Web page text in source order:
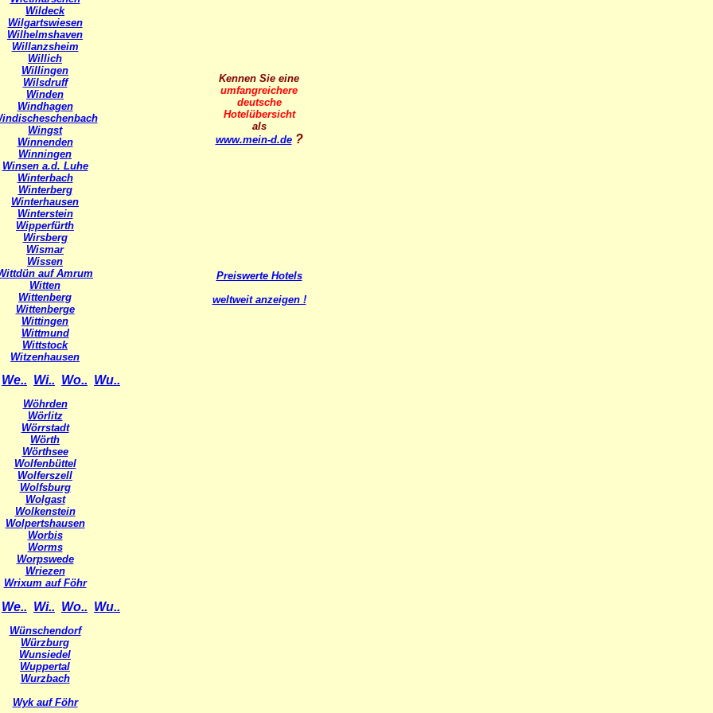
Wildeck
Wilgartswiesen
Wilhelmshaven
Willanzsheim
Willich
Willingen
Wilsdruff
Winden
Windhagen
Wingst
Winnenden
Winningen
Winsen a.d. Luhe
Winterbach
Winterberg
Winterhausen
Winterstein
Wipperfürth
Wirsberg
Wismar
Wissen
auf Amrum
Witten
Wittenberg
Wittenberge
Wittingen
Wittmund
Wittstock
Witzenhausen
We.. Wi.. Wo.. Wu..
Wöhrden
Wörlitz
Wörrstadt
Wörth
Wörthsee
Wolfenbüttel
Wolferszell
Wolfsburg
Wolgast
Wolkenstein
Wolpertshausen
Worbis
Worms
Worpswede
Wriezen
Wrixum auf Föhr
We.. Wi.. Wo.. Wu..
Wünschendorf
Würzburg
Wunsiedel
Wuppertal
Wurzbach
Wyk auf Föhr
Kennen Sie eine
umfangreichere
deutsche
Hotelübersicht
als
www.mein-d.de ?
Preiswerte Hotels
weltweit anzeigen !